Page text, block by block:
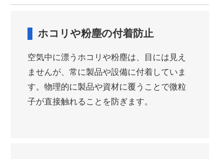
ホコリや粉塵の付着防止
空気中に漂うホコリや粉塵は、目には見え
ませんが、常に製品や設備に付着していま
す。物理的に製品や資材に覆うことで微粒
子が直接触れることを防ぎます。